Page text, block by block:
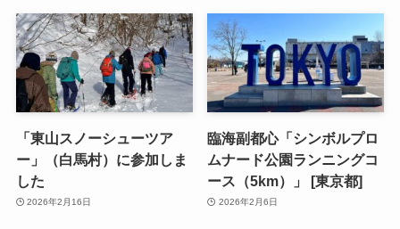
「東山スノーシューツア
ー」（白馬村）に参加しま
した
2026年2月16日
臨海副都心「シンボルプロ
ムナード公園ランニングコ
ース（5km）」 [東京都]
2026年2月6日